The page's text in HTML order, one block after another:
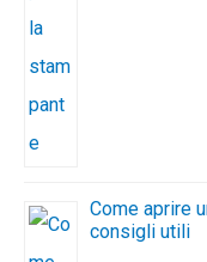
Come aprire
consigli utili